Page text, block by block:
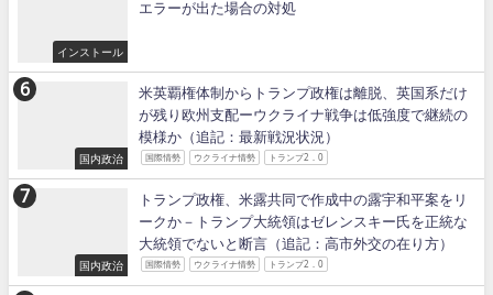
インストール
エラーが出た場合の対処
国内政治
米英覇権体制からトランプ政権は離脱、英国系だけ
が残り欧州支配ーウクライナ戦争は低強度で継続の
模様か（追記：最新戦況状況）
国際情勢 ウクライナ情勢 トランプ2．0
国内政治
トランプ政権、米露共同で作成中の露宇和平案をリ
ークか－トランプ大統領はゼレンスキー氏を正統な
大統領でないと断言（追記：高市外交の在り方）
国際情勢 ウクライナ情勢 トランプ2．0